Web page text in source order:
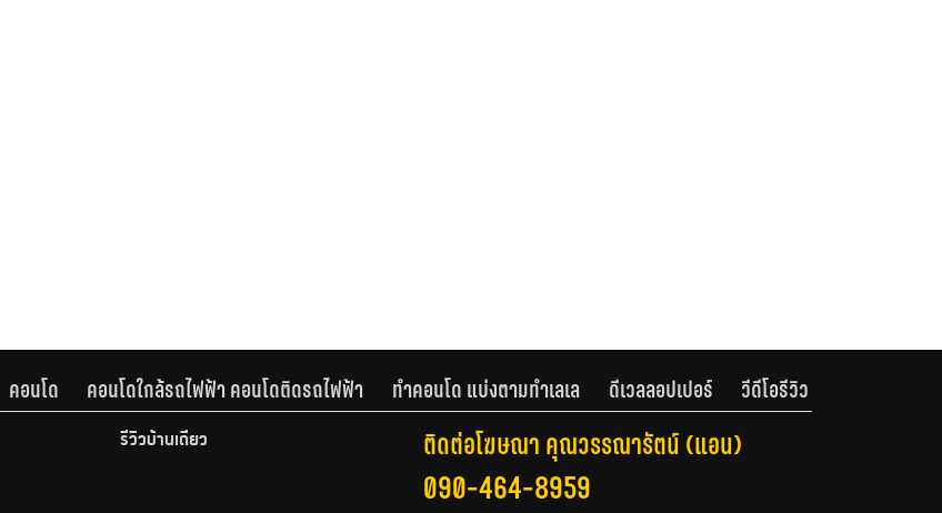
คอนโด คอนโดใกล้รถไฟฟ้า คอนโดติดรถไฟฟ้า ทำคอนโด แบ่งตามทำเลเล ดีเวลลอปเปอร์ วีดีโอรีวิว
รีวิวบ้านเดี่ยว
ติดต่อโฆษณา คุณวรรณารัตน์ (แอน)
090-464-8959